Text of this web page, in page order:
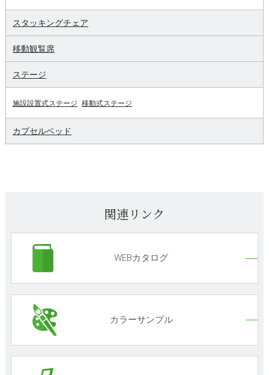
スタッキングチェア
移動観覧席
ステージ
施設設置式ステージ 移動式ステージ
カプセルベッド
関連リンク
WEBカタログ
カラーサンプル